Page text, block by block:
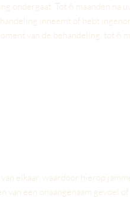
ondergaat. Tot 6 maanden
inneemt of hebt
van de behandeling, tot 6
elkaar, waardoor hierop
van een onaangenaam gevoel